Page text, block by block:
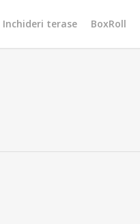
Inchideri terase BoxRoll